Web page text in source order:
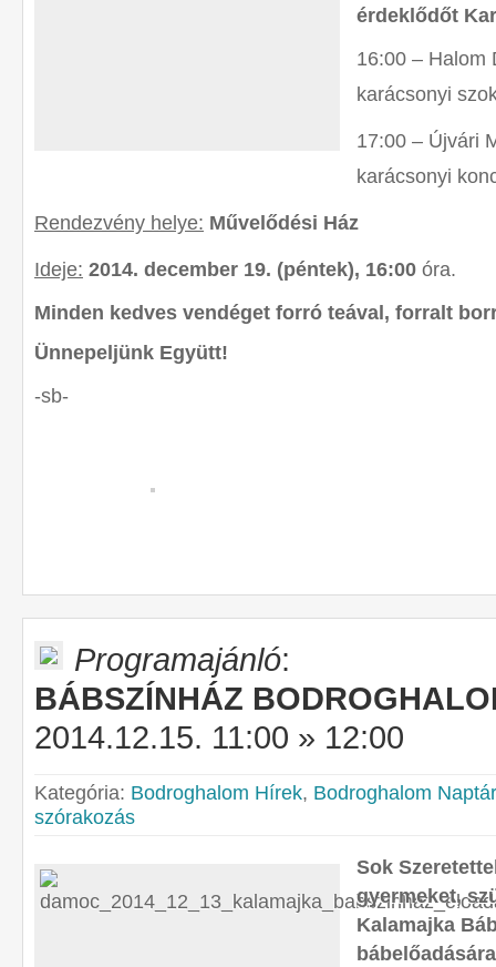
érdeklődőt
16:00 – Halom
karácsonyi
17:00 – Újvári
karácsonyi
Rendezvény helye: Művelődési Ház
Ideje: 2014. december 19. (péntek), 16:00 óra.
Minden kedves vendéget forró teával, forralt
Ünnepeljünk Együtt!
-sb-
Programajánló:
BÁBSZÍNHÁZ
2014.12.15. 11:00 » 12:00
Kategória: Bodroghalom Hírek, Bodroghalom Naptár
szórakozás
Sok
gyermeket,
Kalamajka